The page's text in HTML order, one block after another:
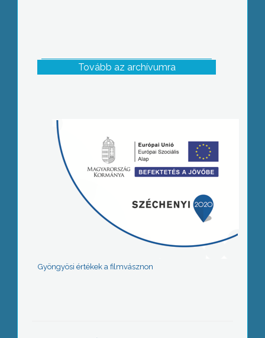
Tovább az archívumra
Gyöngyösi értékek a filmvásznon